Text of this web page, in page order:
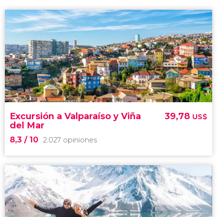
Excursión a Valparaíso y Viña
del Mar
8,3 / 10 2.027 opiniones
39,78 US$
8,3

